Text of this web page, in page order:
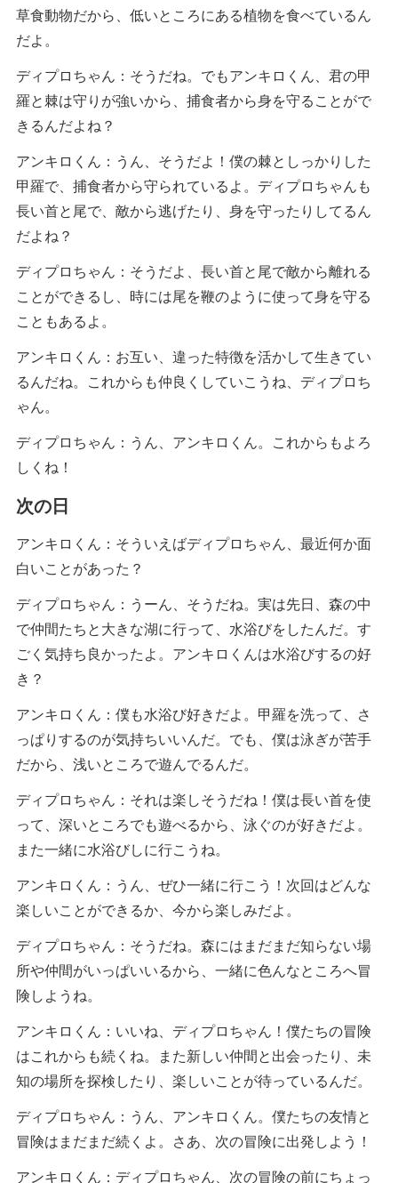
草食動物だから、低いところにある植物を食べているん
だよ。
ディプロちゃん：そうだね。でもアンキロくん、君の甲
羅と棘は守りが強いから、捕食者から身を守ることがで
きるんだよね？
アンキロくん：うん、そうだよ！僕の棘としっかりした
甲羅で、捕食者から守られているよ。ディプロちゃんも
長い首と尾で、敵から逃げたり、身を守ったりしてるん
だよね？
ディプロちゃん：そうだよ、長い首と尾で敵から離れる
ことができるし、時には尾を鞭のように使って身を守る
こともあるよ。
アンキロくん：お互い、違った特徴を活かして生きてい
るんだね。これからも仲良くしていこうね、ディプロち
ゃん。
ディプロちゃん：うん、アンキロくん。これからもよろ
しくね！
次の日
アンキロくん：そういえばディプロちゃん、最近何か面
白いことがあった？
ディプロちゃん：うーん、そうだね。実は先日、森の中
で仲間たちと大きな湖に行って、水浴びをしたんだ。す
ごく気持ち良かったよ。アンキロくんは水浴びするの好
き？
アンキロくん：僕も水浴び好きだよ。甲羅を洗って、さ
っぱりするのが気持ちいいんだ。でも、僕は泳ぎが苦手
だから、浅いところで遊んでるんだ。
ディプロちゃん：それは楽しそうだね！僕は長い首を使
って、深いところでも遊べるから、泳ぐのが好きだよ。
また一緒に水浴びしに行こうね。
アンキロくん：うん、ぜひ一緒に行こう！次回はどんな
楽しいことができるか、今から楽しみだよ。
ディプロちゃん：そうだね。森にはまだまだ知らない場
所や仲間がいっぱいいるから、一緒に色んなところへ冒
険しようね。
アンキロくん：いいね、ディプロちゃん！僕たちの冒険
はこれからも続くね。また新しい仲間と出会ったり、未
知の場所を探検したり、楽しいことが待っているんだ。
ディプロちゃん：うん、アンキロくん。僕たちの友情と
冒険はまだまだ続くよ。さあ、次の冒険に出発しよう！
アンキロくん：ディプロちゃん、次の冒険の前にちょっ